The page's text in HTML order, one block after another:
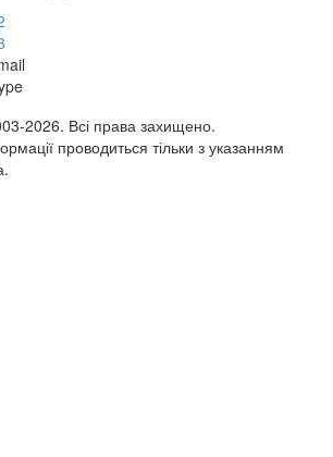
2026. Всі права захищено.
проводиться тільки з указанням